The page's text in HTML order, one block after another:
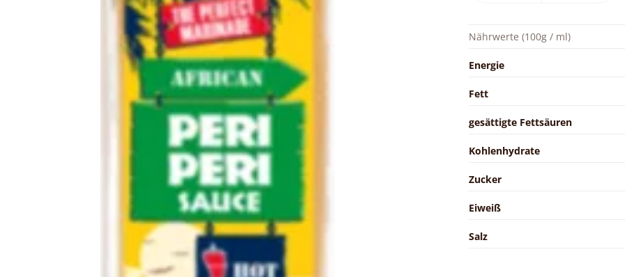
Nährwerte (100g / ml)
Energie
Fett
gesättigte Fettsäuren
Kohlenhydrate
Zucker
Eiweiß
Salz